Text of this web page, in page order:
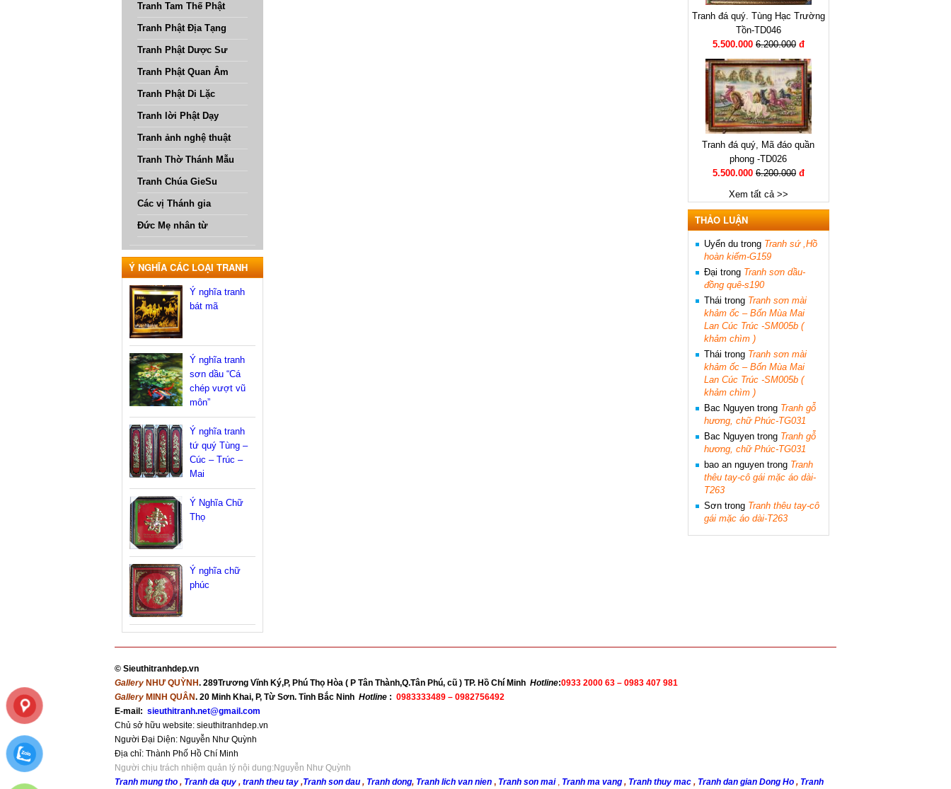
Tranh Tam Thế Phật
Tranh Phật Địa Tạng
Tranh Phật Dược Sư
Tranh Phật Quan Âm
Tranh Phật Di Lặc
Tranh lời Phật Dạy
Tranh ảnh nghệ thuật
Tranh Thờ Thánh Mẫu
Tranh Chúa GieSu
Các vị Thánh gia
Đức Mẹ nhân từ
Ý NGHĨA CÁC LOẠI TRANH
Ý nghĩa tranh
bát mã
Ý nghĩa tranh
sơn dầu “Cá
chép vượt vũ
môn”
Ý nghĩa tranh
tứ quý Tùng –
Cúc – Trúc –
Mai
Ý Nghĩa Chữ
Thọ
Ý nghĩa chữ
phúc
Tranh đá quý. Tùng Hạc Trường
Tồn-TD046
5.500.000 6.200.000đ
Tranh đá quý, Mã đáo quần
phong -TD026
5.500.000 6.200.000đ
Xem tất cả >>
THẢO LUẬN
Uyển dutrong Tranh sứ ,Hồ
hoàn kiếm-G159
Đại trong Tranh sơn dầu-
đồng quê-s190
Thái trong Tranh sơn mài
khảm ốc – Bốn Mùa Mai
Lan Cúc Trúc -SM005b (
khảm chìm )
Thái trong Tranh sơn mài
khảm ốc – Bốn Mùa Mai
Lan Cúc Trúc -SM005b (
khảm chìm )
Bac Nguyentrong Tranh gỗ
hương, chữ Phúc-TG031
Bac Nguyentrong Tranh gỗ
hương, chữ Phúc-TG031
bao an nguyentrong Tranh
thêu tay-cô gái mặc áo dài-
T263
Sơntrong Tranh thêu tay-cô
gái mặc áo dài-T263
© Sieuthitranhdep.vn
Gallery NHƯ QUỲNH. 289Trương Vĩnh Ký,P, Phú Thọ Hòa ( P Tân Thành,Q.Tân Phú, cũ ) TP. Hồ Chí Minh Hotline:0933 2000 63 – 0983 407 981
Gallery MINH QUÂN. 20 Minh Khai, P, Từ Sơn. Tỉnh Bắc Ninh Hotline : 0983333489 – 0982756492
E-mail: sieuthitranh.net@gmail.com
Chủ sở hữu website: sieuthitranhdep.vn
Người Đại Diện: Nguyễn Như Quỳnh
Địa chỉ: Thành Phố Hồ Chí Minh
Người chịu trách nhiệm quản lý nội dung:Nguyễn Như Quỳnh
Tranh mung tho , Tranh da quy , tranh theu tay ,Tranh son dau , Tranh dong, Tranh lich van nien , Tranh son mai , Tranh ma vang , Tranh thuy mac , Tranh dan gian Dong Ho , Tranh